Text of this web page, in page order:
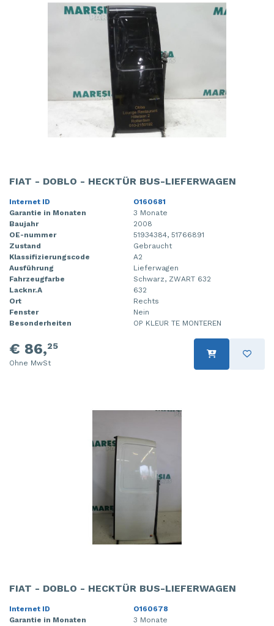
FIAT - DOBLO - HECKTÜR BUS-LIEFERWAGEN
Internet ID
O160681
Garantie in Monaten
3 Monate
Baujahr
2008
OE-nummer
51934384, 51766891
Zustand
Gebraucht
Klassifizierungscode
A2
Ausführung
Lieferwagen
Fahrzeugfarbe
Schwarz, ZWART 632
Lacknr.A
632
Ort
Rechts
Fenster
Nein
Besonderheiten
OP KLEUR TE MONTEREN
€ 86,25
Ohne MwSt
FIAT - DOBLO - HECKTÜR BUS-LIEFERWAGEN
Internet ID
O160678
Garantie in Monaten
3 Monate